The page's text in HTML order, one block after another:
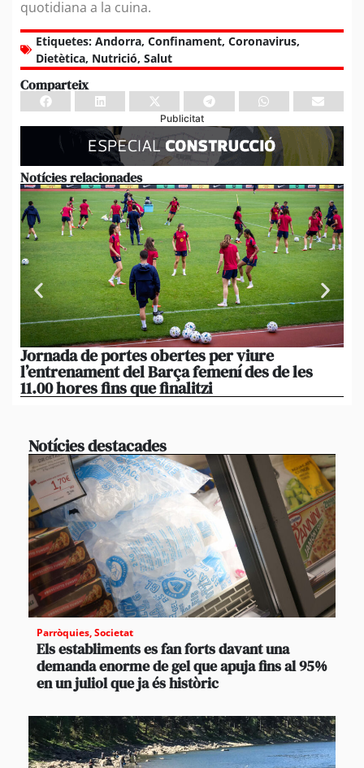
quotidiana a la cuina.
Etiquetes: Andorra, Confinament, Coronavirus,
Dietètica, Nutrició, Salut
Comparteix
Publicitat
Notícies relacionades
Jornada de portes obertes per viure
l’entrenament del Barça femení des de les
11.00 hores fins que finalitzi
Notícies destacades
Parròquies,Societat
Els establiments es fan forts davant una
demanda enorme de gel que apuja fins al 95%
en un juliol que ja és històric